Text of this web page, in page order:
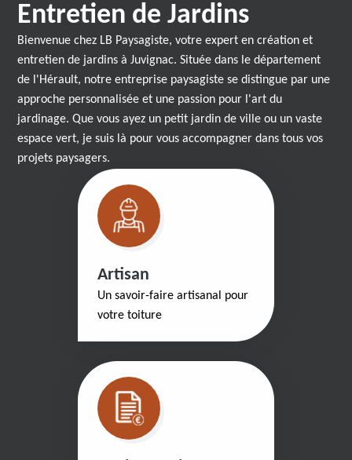
Entretien de Jardins
Bienvenue chez LB Paysagiste, votre expert en création et
entretien de jardins à Juvignac. Située dans le département
de l'Hérault, notre entreprise paysagiste se distingue par une
approche personnalisée et une passion pour l'art du
jardinage. Que vous ayez un petit jardin de ville ou un vaste
espace vert, je suis là pour vous accompagner dans tous vos
projets paysagers.
Artisan
Un savoir-faire artisanal pour
votre toiture